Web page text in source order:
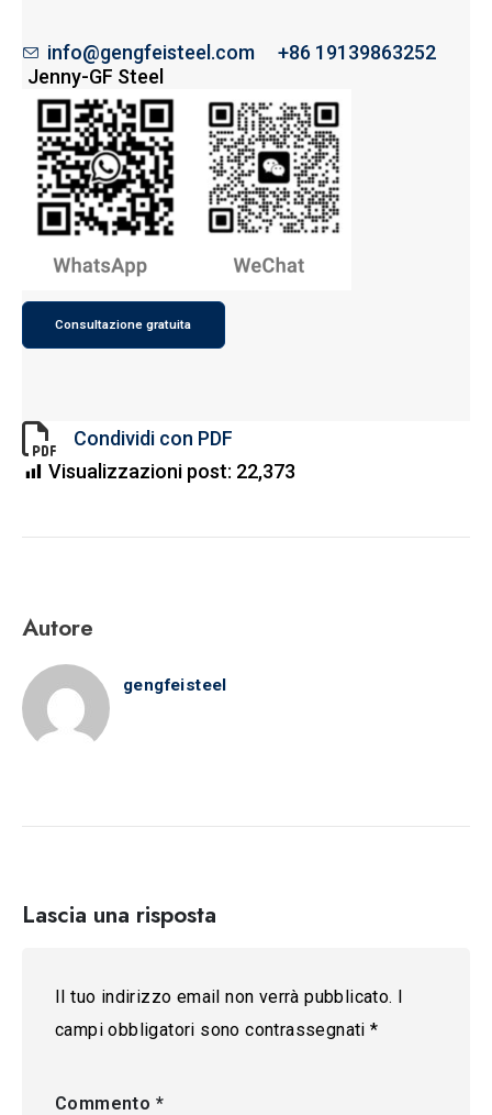
info@gengfeisteel.com
+86 19139863252
Jenny-GF Steel
Consultazione gratuita
Condividi con PDF
Visualizzazioni post: 22,373
Autore
gengfeisteel
Lascia una risposta
Il tuo indirizzo email non verrà pubblicato. I
campi obbligatori sono contrassegnati*
Commento *